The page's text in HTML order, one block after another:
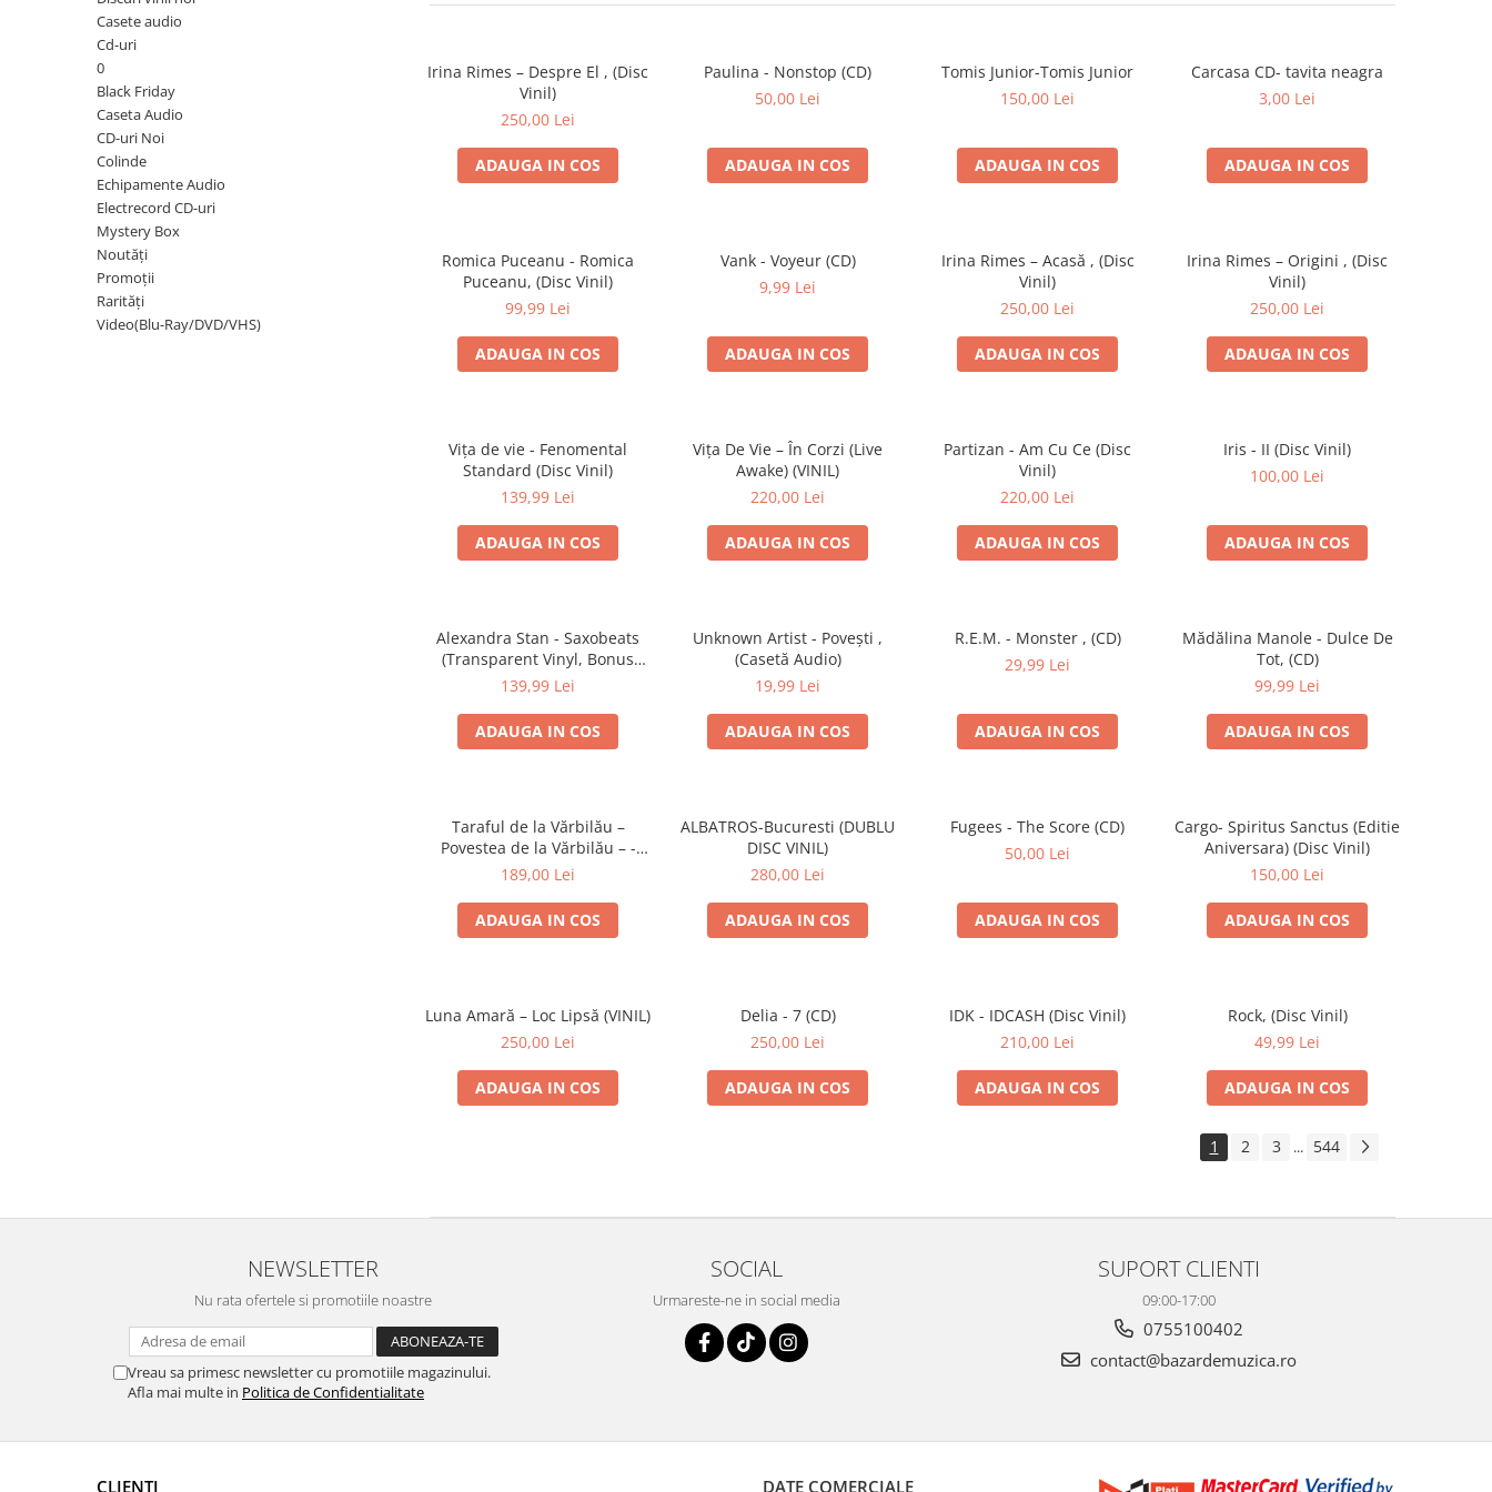
Viniluri Românești
Colecția Electrecord
Casete audio
Cd-uri
0
Black Friday
Caseta Audio
CD-uri Noi
Colinde
Echipamente Audio
Electrecord CD-uri
Mystery Box
Noutăți
Promoții
Rarități
Video(Blu-Ray/DVD/VHS)
Irina Rimes – Despre El , (Disc
Vinil)
250,00 Lei
ADAUGA IN COS
Paulina - Nonstop (CD)
50,00 Lei
ADAUGA IN COS
Tomis Junior-Tomis Junior
150,00 Lei
ADAUGA IN COS
Carcasa CD- tavita neagra
3,00 Lei
ADAUGA IN COS
Romica Puceanu - Romica
Puceanu, (Disc Vinil)
99,99 Lei
ADAUGA IN COS
Vank - Voyeur (CD)
9,99 Lei
ADAUGA IN COS
Irina Rimes – Acasă , (Disc
Vinil)
250,00 Lei
ADAUGA IN COS
Irina Rimes – Origini , (Disc
Vinil)
250,00 Lei
ADAUGA IN COS
Vița de vie - Fenomental
Standard (Disc Vinil)
139,99 Lei
ADAUGA IN COS
Vița De Vie – În Corzi (Live
Awake) (VINIL)
220,00 Lei
ADAUGA IN COS
Partizan - Am Cu Ce (Disc
Vinil)
220,00 Lei
ADAUGA IN COS
Iris - II (Disc Vinil)
100,00 Lei
ADAUGA IN COS
Alexandra Stan - Saxobeats
(Transparent Vinyl, Bonus
Tracks) ) (Disc Vinil)
139,99 Lei
ADAUGA IN COS
Unknown Artist - Povești ,
(Casetă Audio)
19,99 Lei
ADAUGA IN COS
R.E.M. - Monster , (CD)
29,99 Lei
ADAUGA IN COS
Mădălina Manole - Dulce De
Tot, (CD)
99,99 Lei
ADAUGA IN COS
Taraful de la Vărbilău –
Povestea de la Vărbilău – -
Electrecord, (Disc Vinil)
189,00 Lei
ADAUGA IN COS
ALBATROS-Bucuresti (DUBLU
DISC VINIL)
280,00 Lei
ADAUGA IN COS
Fugees - The Score (CD)
50,00 Lei
ADAUGA IN COS
Cargo- Spiritus Sanctus (Editie
Aniversara) (Disc Vinil)
150,00 Lei
ADAUGA IN COS
Luna Amară – Loc Lipsă (VINIL)
250,00 Lei
ADAUGA IN COS
Delia - 7 (CD)
250,00 Lei
ADAUGA IN COS
IDK - IDCASH (Disc Vinil)
210,00 Lei
ADAUGA IN COS
Rock, (Disc Vinil)
49,99 Lei
ADAUGA IN COS
1 2 3 ... 544
NEWSLETTER
Nu rata ofertele si promotiile noastre
Vreau sa primesc newsletter cu promotiile magazinului.
Afla mai multe in Politica de Confidentialitate
SOCIAL
Urmareste-ne in social media
SUPORT CLIENTI
09:00-17:00
0755100402
contact@bazardemuzica.ro
CLIENTI DATE COMERCIALE